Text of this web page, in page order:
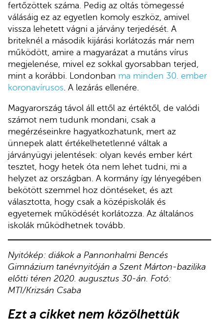
fertőzöttek száma. Pedig az oltás tömegessé
válásáig ez az egyetlen komoly eszköz, amivel
vissza lehetett vágni a járvány terjedését. A
briteknél a második kijárási korlátozás már nem
működött, amire a magyarázat a mutáns vírus
megjelenése, mivel ez sokkal gyorsabban terjed,
mint a korábbi. Londonban ma minden 30. ember
koronavírusos. A lezárás ellenére.
Magyarország távol áll ettől az értéktől, de valódi
számot nem tudunk mondani, csak a
megérzéseinkre hagyatkozhatunk, mert az
ünnepek alatt értékelhetetlenné váltak a
járványügyi jelentések: olyan kevés ember kért
tesztet, hogy hetek óta nem lehet tudni, mi a
helyzet az országban. A kormány így lényegében
bekötött szemmel hoz döntéseket, és azt
választotta, hogy csak a középiskolák és
egyetemek működését korlátozza. Az általános
iskolák működhetnek tovább.
Nyitókép: diákok a Pannonhalmi Bencés
Gimnázium tanévnyitóján a Szent Márton-bazilika
előtti téren 2020. augusztus 30-án. Fotó:
MTI/Krizsán Csaba
Ezt a cikket nem közölhettük